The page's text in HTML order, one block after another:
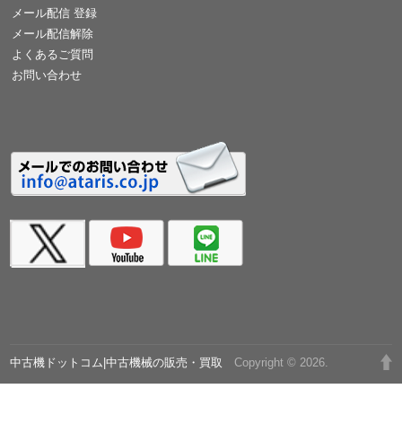
メール配信 登録
メール配信解除
よくあるご質問
お問い合わせ
中古機ドットコム|中古機械の販売・買取 Copyright © 2026.